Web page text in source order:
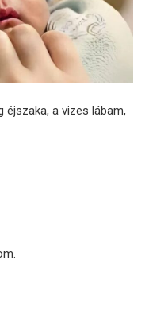
éjszaka, a vizes lábam,